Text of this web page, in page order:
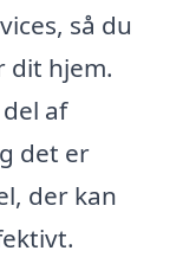
så du
dit hjem.
af
det er
der kan